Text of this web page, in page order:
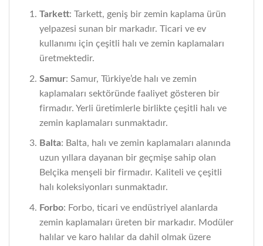
Tarkett: Tarkett, geniş bir zemin kaplama ürün
yelpazesi sunan bir markadır. Ticari ve ev
kullanımı için çeşitli halı ve zemin kaplamaları
üretmektedir.
Samur: Samur, Türkiye’de halı ve zemin
kaplamaları sektöründe faaliyet gösteren bir
firmadır. Yerli üretimlerle birlikte çeşitli halı ve
zemin kaplamaları sunmaktadır.
Balta: Balta, halı ve zemin kaplamaları alanında
uzun yıllara dayanan bir geçmişe sahip olan
Belçika menşeli bir firmadır. Kaliteli ve çeşitli
halı koleksiyonları sunmaktadır.
Forbo: Forbo, ticari ve endüstriyel alanlarda
zemin kaplamaları üreten bir markadır. Modüler
halılar ve karo halılar da dahil olmak üzere